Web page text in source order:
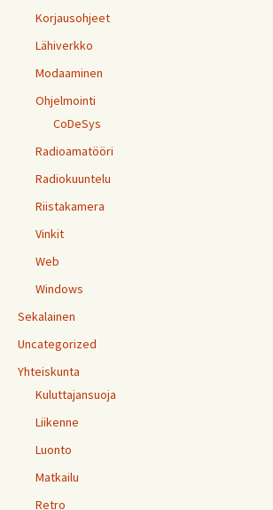
Korjausohjeet
Lähiverkko
Modaaminen
Ohjelmointi
CoDeSys
Radioamatööri
Radiokuuntelu
Riistakamera
Vinkit
Web
Windows
Sekalainen
Uncategorized
Yhteiskunta
Kuluttajansuoja
Liikenne
Luonto
Matkailu
Retro